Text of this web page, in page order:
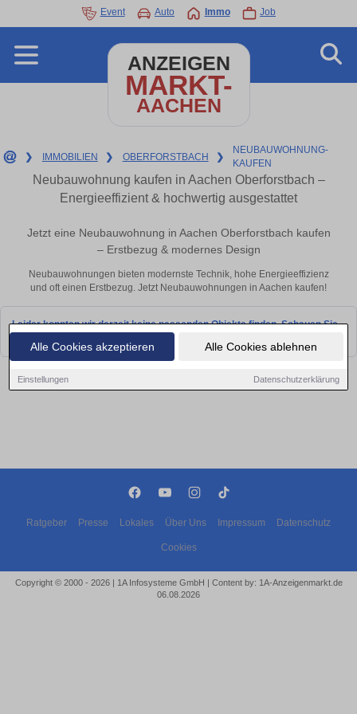
Alle Cookies akzeptieren Alle Cookies ablehnen
Einstellungen Datenschutzerklärung
Event Auto Immo Job
ANZEIGEN
MARKT-
AACHEN
❯ IMMOBILIEN ❯ OBERFORSTBACH ❯
NEUBAUWOHNUNG-
KAUFEN
Neubauwohnung kaufen in Aachen Oberforstbach –
Energieeffizient & hochwertig ausgestattet
Jetzt eine Neubauwohnung in Aachen Oberforstbach kaufen
– Erstbezug & modernes Design
Neubauwohnungen bieten modernste Technik, hohe Energieeffizienz
und oft einen Erstbezug. Jetzt Neubauwohnungen in Aachen kaufen!
Leider konnten wir derzeit keine passenden Objekte finden. Schauen Sie
Ratgeber Presse Lokales Über Uns Impressum Datenschutz
Cookies
Copyright © 2000 - 2026 | 1A Infosysteme GmbH | Content by: 1A-Anzeigenmarkt.de
06.08.2026